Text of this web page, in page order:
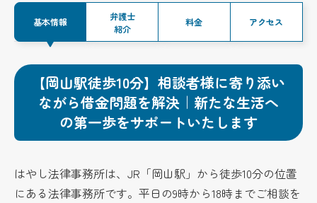
基本情報
弁護士
紹介
料金 アクセス
【岡山駅徒歩10分】相談者様に寄り添い
ながら借金問題を解決｜新たな生活へ
の第一歩をサポートいたします
はやし法律事務所は、JR「岡山駅」から徒歩10分の位置
にある法律事務所です。平日の9時から18時までご相談を